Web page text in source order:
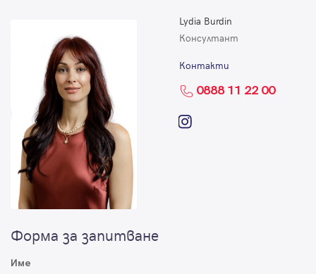
Lydia Burdin
Консултант
Контакти
0888 11 22 00
Форма за запитване
Име